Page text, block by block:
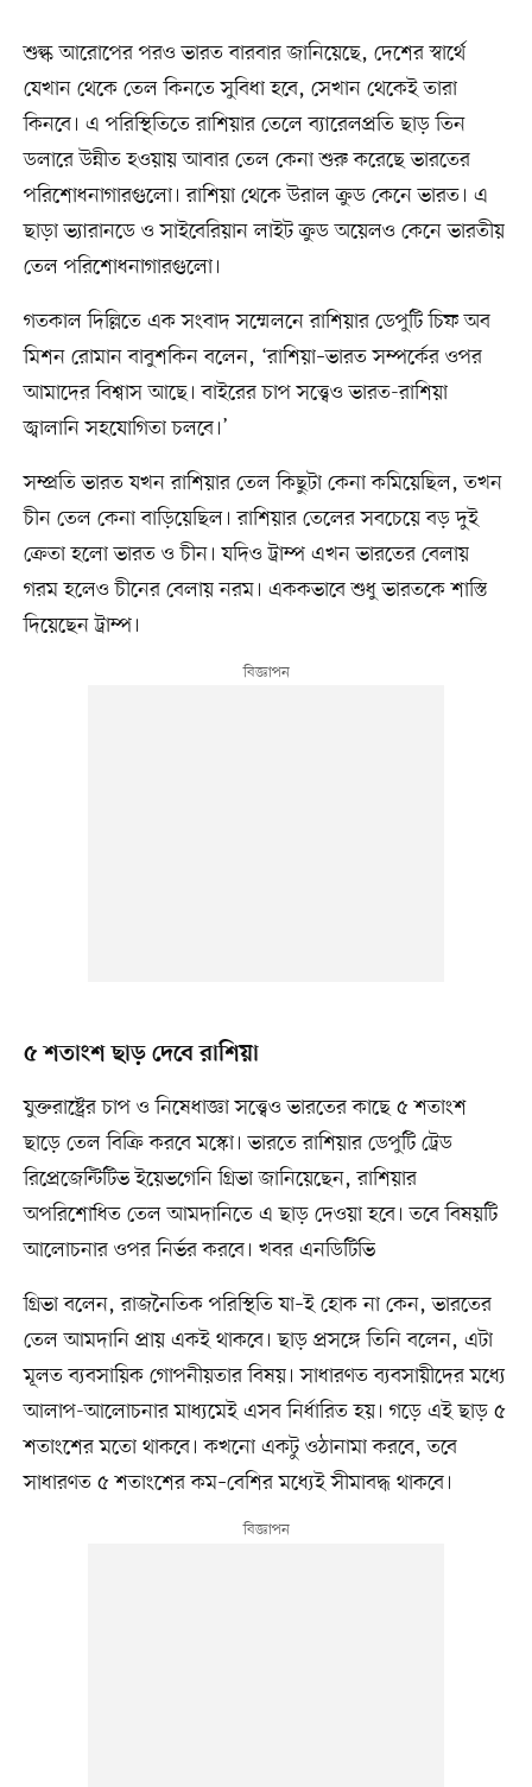
শুল্ক আরোপের পরও ভারত বারবার জানিয়েছে, দেশের স্বার্থে
যেখান থেকে তেল কিনতে সুবিধা হবে, সেখান থেকেই তারা
কিনবে। এ পরিস্থিতিতে রাশিয়ার তেলে ব্যারেলপ্রতি ছাড় তিন
ডলারে উন্নীত হওয়ায় আবার তেল কেনা শুরু করেছে ভারতের
পরিশোধনাগারগুলো। রাশিয়া থেকে উরাল ক্রুড কেনে ভারত। এ
ছাড়া ভ্যারানডে ও সাইবেরিয়ান লাইট ক্রুড অয়েলও কেনে ভারতীয়
তেল পরিশোধনাগারগুলো।
গতকাল দিল্লিতে এক সংবাদ সম্মেলনে রাশিয়ার ডেপুটি চিফ অব
মিশন রোমান বাবুশকিন বলেন, ‘রাশিয়া–ভারত সম্পর্কের ওপর
আমাদের বিশ্বাস আছে। বাইরের চাপ সত্ত্বেও ভারত-রাশিয়া
জ্বালানি সহযোগিতা চলবে।’
সম্প্রতি ভারত যখন রাশিয়ার তেল কিছুটা কেনা কমিয়েছিল, তখন
চীন তেল কেনা বাড়িয়েছিল। রাশিয়ার তেলের সবচেয়ে বড় দুই
ক্রেতা হলো ভারত ও চীন। যদিও ট্রাম্প এখন ভারতের বেলায়
গরম হলেও চীনের বেলায় নরম। এককভাবে শুধু ভারতকে শাস্তি
দিয়েছেন ট্রাম্প।
৫ শতাংশ ছাড় দেবে রাশিয়া
যুক্তরাষ্ট্রের চাপ ও নিষেধাজ্ঞা সত্ত্বেও ভারতের কাছে ৫ শতাংশ
ছাড়ে তেল বিক্রি করবে মস্কো। ভারতে রাশিয়ার ডেপুটি ট্রেড
রিপ্রেজেন্টিটিভ ইয়েভগেনি গ্রিভা জানিয়েছেন, রাশিয়ার
অপরিশোধিত তেল আমদানিতে এ ছাড় দেওয়া হবে। তবে বিষয়টি
আলোচনার ওপর নির্ভর করবে। খবর এনডিটিভি
গ্রিভা বলেন, রাজনৈতিক পরিস্থিতি যা–ই হোক না কেন, ভারতের
তেল আমদানি প্রায় একই থাকবে। ছাড় প্রসঙ্গে তিনি বলেন, এটা
মূলত ব্যবসায়িক গোপনীয়তার বিষয়। সাধারণত ব্যবসায়ীদের মধ্যে
আলাপ-আলোচনার মাধ্যমেই এসব নির্ধারিত হয়। গড়ে এই ছাড় ৫
শতাংশের মতো থাকবে। কখনো একটু ওঠানামা করবে, তবে
সাধারণত ৫ শতাংশের কম–বেশির মধ্যেই সীমাবদ্ধ থাকবে।